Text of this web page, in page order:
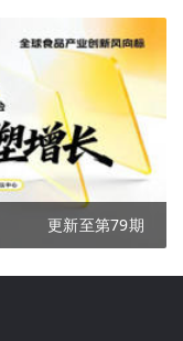
更新至第79期